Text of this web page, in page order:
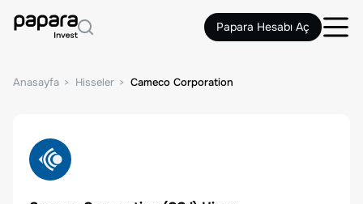
Papara Hesabı Aç
Anasayfa Hisseler Cameco Corporation